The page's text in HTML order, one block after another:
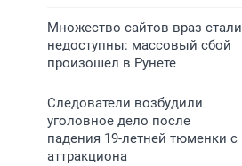
Множество сайтов враз стали
недоступны: массовый сбой
произошел в Рунете
Следователи возбудили
уголовное дело после
падения 19-летней тюменки с
аттракциона